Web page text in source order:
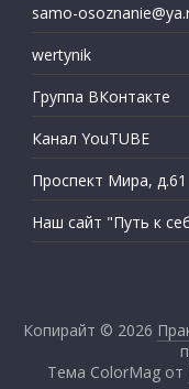
samo-
wertynik
Группа ВКонтакте
Канал YouTUBE
Проспект Мира, д.61
Наш сайт "Путь к
Копирайт © 2026
Тема ColorMag от